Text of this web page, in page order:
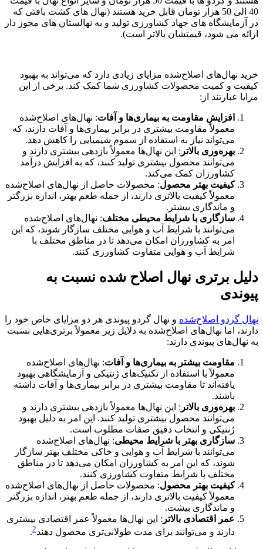
40 الی 50 هزار تومان قابل خرید هستند (نهال های کشت بافتی که
در آزمایشگاه های جهاد کشاورزی تولید و به نهالستان های مجوز دار
ارائه می شود، قیمتشان بالاتر است).
خرید نهال‌های اصلاح‌شده مزایای زیادی دارد که می‌تواند به بهبود
کیفیت و کمیت محصولات کشاورزی شما کمک کند. برخی از این
مزایا عبارتند از :
افزایش مقاومت به بیماری‌ها و آفات: نهال‌های اصلاح‌شده
معمولاً مقاومت بیشتری در برابر بیماری‌ها و آفات دارند، که
می‌تواند نیاز به استفاده از سموم شیمیایی را کاهش دهد.
بهره‌وری بالاتر : این نهال‌ها معمولاً بازدهی بیشتری دارند و
می‌توانند محصول بیشتری تولید کنند، که به افزایش درآمد
کشاورزان کمک می‌کند.
کیفیت بهتر محصول: محصولات حاصل از نهال‌های اصلاح‌شده
معمولاً کیفیت بالاتری دارند، از جمله طعم بهتر، اندازه بزرگتر
و ماندگاری بیشتر .
سازگاری با شرایط محیطی مختلف: نهال‌های اصلاح‌شده
می‌توانند با شرایط آب و هوایی مختلف سازگار شوند، که این
امر به کشاورزان امکان می‌دهد تا در مناطق مختلف با
شرایط آب و هوایی متفاوت کشاورزی کنند.
دلیل برتری نهال اصلاح شده نسبت به
پیوندی
نهال‌ گردو اصلاح‌شده و نهال گردو پیوندی هر دو مزایای خاص خود را
دارند، اما نهال‌های اصلاح‌شده به دلایل زیر معمولاً برتری‌هایی نسبت
به نهال‌های پیوندی دارند:
مقاومت بیشتر به بیماری‌ها و آفات: نهال‌های اصلاح‌شده
معمولاً با استفاده از تکنیک‌های ژنتیکی و آزمایشگاهی بهبود
یافته‌اند تا مقاومت بیشتری در برابر بیماری‌ها و آفات داشته
باشند.
بهره‌وری بالاتر : این نهال‌ها معمولاً بازدهی بیشتری دارند و
می‌توانند محصول بیشتری تولید کنند. این امر به دلیل بهبود
ژنتیکی و انتخاب دقیق صفات مطلوب است.
سازگاری بهتر با شرایط محیطی: نهال‌های اصلاح‌شده
می‌توانند با شرایط آب و هوایی و خاکی مختلف بهتر سازگار
شوند، که این امر به کشاورزان امکان می‌دهد تا در مناطق
مختلف با شرایط متفاوت کشاورزی کنند.
کیفیت بهتر محصول: محصولات حاصل از نهال‌های اصلاح‌شده
معمولاً کیفیت بالاتری دارند، از جمله طعم بهتر، اندازه بزرگتر
و ماندگاری بیشت.
عمر اقتصادی بالاتر : این نهال‌ها معمولاً عمر اقتصادی بیشتری
دارند و می‌توانند برای مدت طولانی‌تری محصول دهند2
.